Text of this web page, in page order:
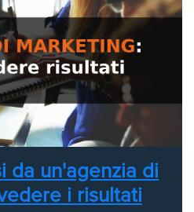
da un'agenzia di
i risultati